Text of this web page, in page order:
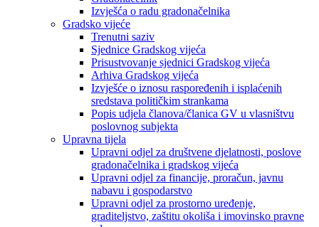
Izvješća o radu gradonačelnika
Gradsko vijeće
Trenutni saziv
Sjednice Gradskog vijeća
Prisustvovanje sjednici Gradskog vijeća
Arhiva Gradskog vijeća
Izvješće o iznosu raspoređenih i isplaćenih
sredstava političkim strankama
Popis udjela članova/članica GV u vlasništvu
poslovnog subjekta
Upravna tijela
Upravni odjel za društvene djelatnosti, poslove
gradonačelnika i gradskog vijeća
Upravni odjel za financije, proračun, javnu
nabavu i gospodarstvo
Upravni odjel za prostorno uređenje,
graditeljstvo, zaštitu okoliša i imovinsko pravne